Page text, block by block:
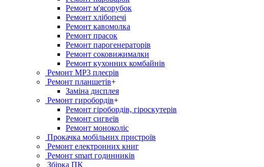
Ремонт м'ясорубок
Ремонт хлiбопечi
Ремонт кавомолка
Ремонт прасок
Ремонт парогенераторiв
Ремонт соковижималки
Ремонт кухонних комбайнів
Ремонт MP3 плеєрів
Ремонт планшетів+
Заміна дисплея
Ремонт гиробордiв+
Ремонт гіробордів, гіроскутерів
Ремонт сигвеїв
Ремонт моноколіс
Прокачка мобільних пристроїв
Ремонт електронних книг
Ремонт smart годинників
Збірка ПК